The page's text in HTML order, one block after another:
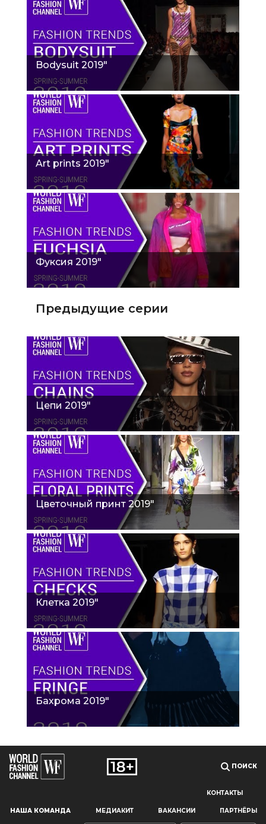
Наш сайт использует файлы cookie и похожие технологии,
Bodysuit 2019"
Art prints 2019"
Фуксия 2019"
Предыдущие серии
Цепи 2019"
Цветочный принт 2019"
Клетка 2019"
Бахрома 2019"
ПОИСК
КОНТАКТЫ
НАША КОМАНДА МЕДИАКИТ ВАКАНСИИ ПАРТНЁРЫ